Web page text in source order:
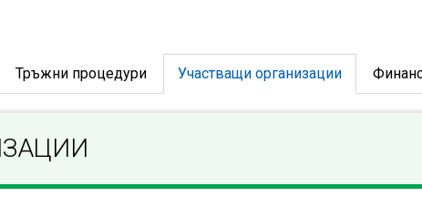
Тръжни процедури Участващи организации